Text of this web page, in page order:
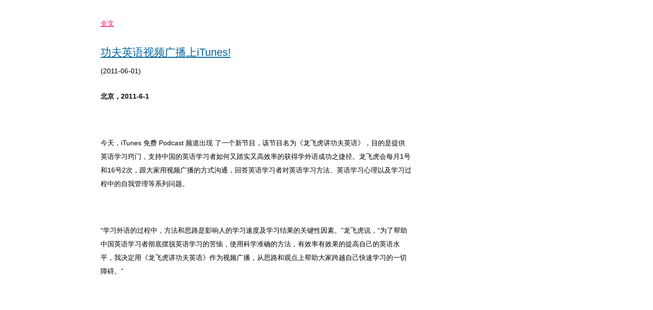
全文
功夫英语视频广播上iTunes!
(2011-06-01)
北京，2011-6-1
今天，iTunes 免费 Podcast 频道出现 了一个新节目，该节目名为《龙飞虎讲功夫英语》，目的是提供
英语学习窍门，支持中国的英语学习者如何又踏实又高效率的获得学外语成功之捷径。龙飞虎会每月1号
和16号2次，跟大家用视频广播的方式沟通，回答英语学习者对英语学习方法、英语学习心理以及学习过
程中的自我管理等系列问题。
“学习外语的过程中，方法和思路是影响人的学习速度及学习结果的关键性因素。”龙飞虎说，“为了帮助
中国英语学习者彻底摆脱英语学习的苦恼，使用科学准确的方法，有效率有效果的提高自己的英语水
平，我决定用《龙飞虎讲功夫英语》作为视频广播，从思路和观点上帮助大家跨越自己快速学习的一切
障碍。”